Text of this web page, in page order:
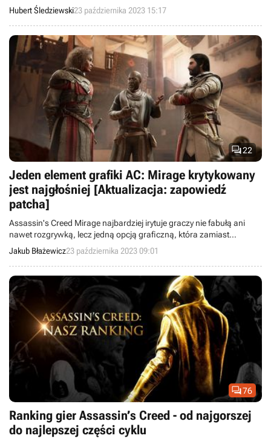
otrzymaliśmy „leniwe porty” gier Hideo Kojimy. „Konami mogło się
bardziej postarać”.
Hubert Śledziewski23 października 2023 15:17
22
Jeden element grafiki AC: Mirage krytykowany
jest najgłośniej [Aktualizacja: zapowiedź
patcha]
Assassin's Creed Mirage najbardziej irytuje graczy nie fabułą ani
nawet rozgrywką, lecz jedną opcją graficzną, która zamiast
zwiększać realizm przeszkadza w trakcie gry.
Jakub Błażewicz23 października 2023 09:01
76
Ranking gier Assassin’s Creed - od najgorszej
do najlepszej części cyklu